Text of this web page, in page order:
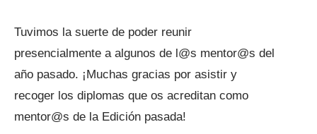
Tuvimos la suerte de poder reunir
presencialmente a algunos de l@s mentor@s del
año pasado. ¡Muchas gracias por asistir y
recoger los diplomas que os acreditan como
mentor@s de la Edición pasada!